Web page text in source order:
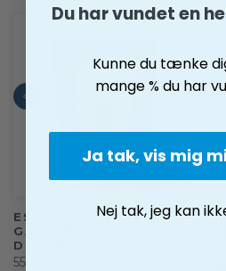
ESSENTIAL BEEF &
GAME DENTAL
DELIGHTS 200G
55,00 kr
Du har vundet en
Kunne du tænke
mange % du har
Ja tak, vis mig
Nej tak, jeg kan